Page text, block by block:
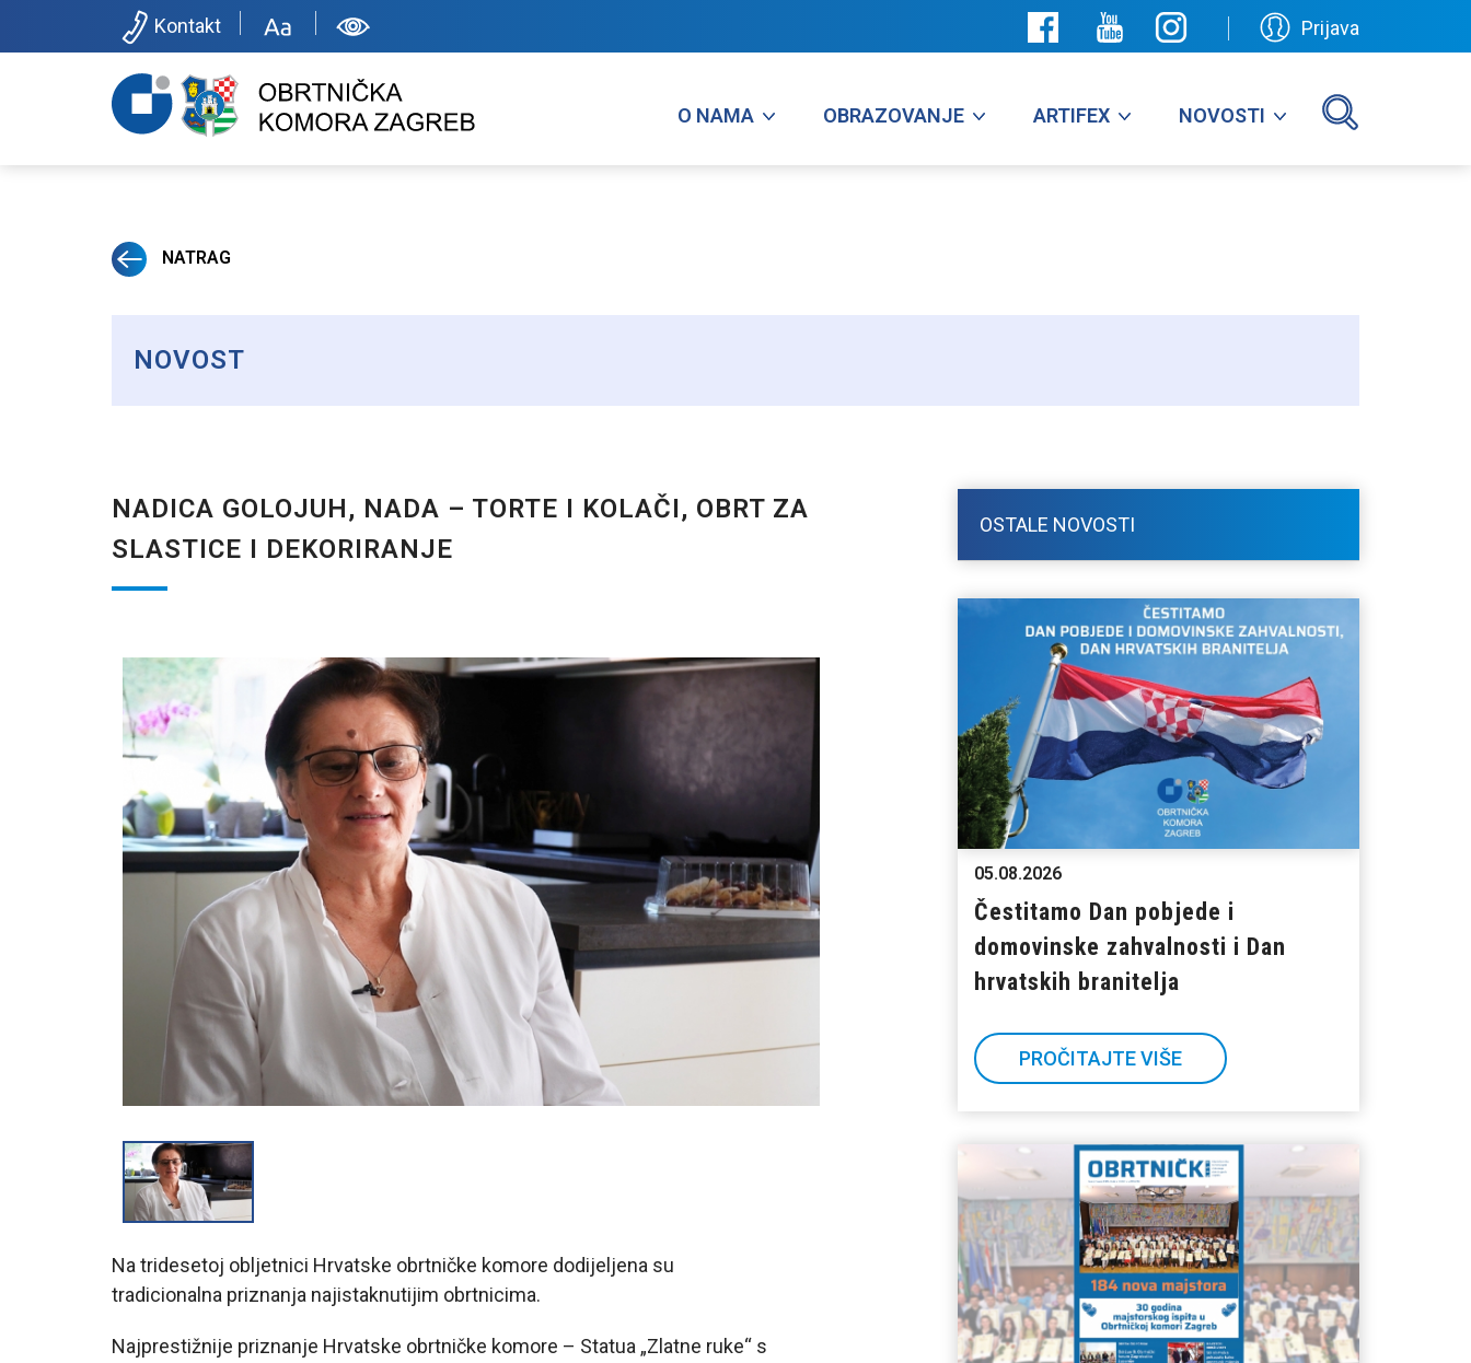
Kontakt Prijava
O NAMA OBRAZOVANJE ARTIFEX NOVOSTI
NATRAG
NOVOST
NADICA GOLOJUH, NADA – TORTE I KOLAČI, OBRT ZA
SLASTICE I DEKORIRANJE
Na tridesetoj obljetnici Hrvatske obrtničke komore dodijeljena su
tradicionalna priznanja najistaknutijim obrtnicima.
Najprestižnije priznanje Hrvatske obrtničke komore – Statua „Zlatne ruke“ s
OSTALE NOVOSTI
05.08.2026
Čestitamo Dan pobjede i
domovinske zahvalnosti i Dan
hrvatskih branitelja
PROČITAJTE VIŠE